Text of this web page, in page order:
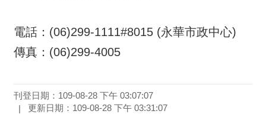
電話：(06)299-1111#8015 (永華市政中心)
傳真：(06)299-4005
刊登日期：109-08-28 下午 03:07:07
更新日期：109-08-28 下午 03:31:07